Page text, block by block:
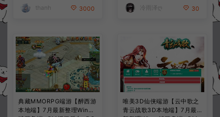
thanh 3000 冷雨泽ღ 30
典藏MMORPG端游【醉西游
本地端】7月最新整理Win一
唯美3D仙侠端游【云中歌之
青云战歌3D本地端】7月最